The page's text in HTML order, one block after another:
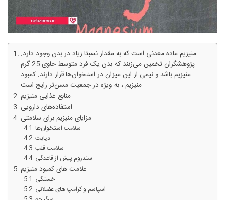
منیزیم ماده معدنی است که به مقدار نسبتا زیاد در بدن وجود دارد.
پژوهشگران تخمین می‌زنند که بدن یک فرد متوسط حاوی 25 گرم
منیزیم باشد و نیمی از این میزان در استخوان‌ها قرار دارند. کمبود
منیزیم ، به ویژه در جمعیت مسن‌تر رایج است.
منابع غذایی منیزیم
استفاده‌های دارویی
مزایای منیزیم برای سلامتی
سلامت استخوان‌ها
دیابت
سلامت قلب
سندروم پیش از قاعدگی
علامت های کمبود منیزیم
خستگی
اسپاسم و کرامپ های عضلانی